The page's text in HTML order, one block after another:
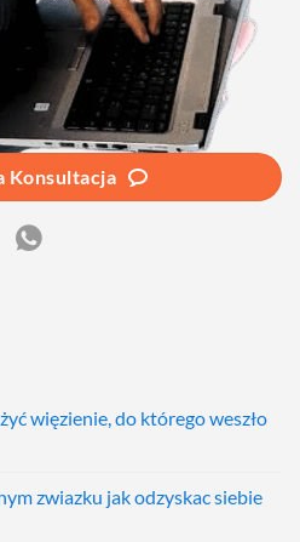
Konsultacja
więzienie, do którego weszło
zwiazku jak odzyskac siebie